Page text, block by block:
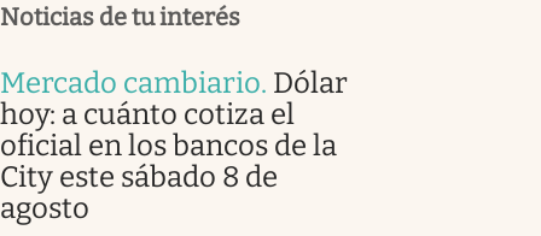
Noticias de tu interés
Mercado cambiario. Dólar
hoy: a cuánto cotiza el
oficial en los bancos de la
City este sábado 8 de
agosto